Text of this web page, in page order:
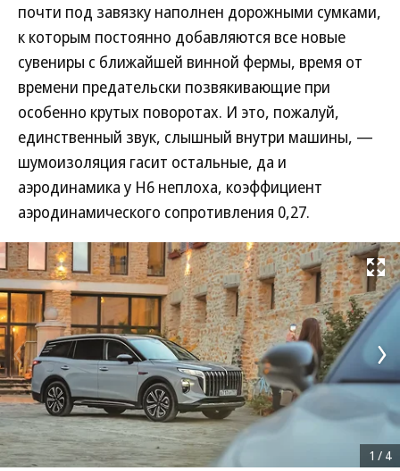
почти под завязку наполнен дорожными сумками,
к которым постоянно добавляются все новые
сувениры с ближайшей винной фермы, время от
времени предательски позвякивающие при
особенно крутых поворотах. И это, пожалуй,
единственный звук, слышный внутри машины, —
шумоизоляция гасит остальные, да и
аэродинамика у H6 неплоха, коэффициент
аэродинамического сопротивления 0,27.
Развернуть
1 / 4